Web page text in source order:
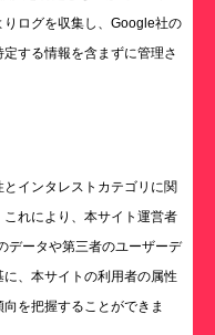
ログを収集し、Google社の
する情報を含まずに管理さ
インタレストカテゴリに関
れにより、本サイト運営者
データや第三者のユーザーデ
、本サイトの利用者の属性
を把握することができま